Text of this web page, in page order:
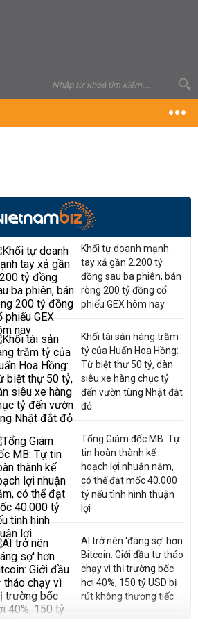
Khối tự doanh mạnh
tay xả gần 2.200 tỷ
đồng sau ba phiên, bán
ròng 200 tỷ đồng cổ
phiếu GEX hôm nay
Khối tài sản hàng trăm
tỷ của Huấn Hoa Hồng:
Từ biệt thự 50 tỷ, dàn
siêu xe hàng chục tỷ
đến vườn tùng Nhật đắt
đỏ
Tổng Giám đốc MB: Tự
tin hoàn thành kế
hoạch lợi nhuận năm,
có thể đạt mốc 40.000
tỷ nếu tình hình thuận
lợi
AI trở nên 'đáng sợ' hơn
Bitcoin: Giới đầu tư tháo
chạy vì thị trường bốc
hơi 40%, 150 tỷ USD bị
rút không thương tiếc